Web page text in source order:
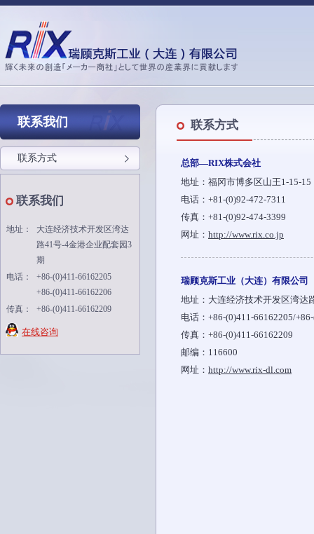
联系我们
联系方式
联系我们
地址：
大连经济技术开发区湾达
路41号-4金港企业配套园3
期
电话：
+86-(0)411-66162205
+86-(0)411-66162206
传真：
+86-(0)411-66162209
在线咨询
联系方式
总部—RIX株式会社
地址：福冈市博多区山王1-15-15
电话：+81-(0)92-472-7311
传真：+81-(0)92-474-3399
网址： http://www.rix.co.jp
瑞顾克斯工业（大连）有限公司
地址：大连经济技术开发区湾达
电话：+86-(0)411-66162205/
传真：+86-(0)411-66162209
邮编：116600
网址： http://www.rix-dl.com